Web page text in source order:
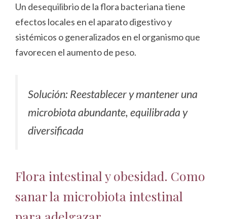
Un desequilibrio de la flora bacteriana tiene
efectos locales en el aparato digestivo y
sistémicos o generalizados en el organismo que
favorecen el aumento de peso.
Solución: Reestablecer y mantener una
microbiota abundante, equilibrada y
diversificada
Flora intestinal y obesidad. Como
sanar la microbiota intestinal